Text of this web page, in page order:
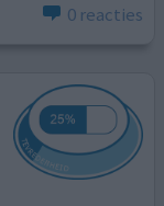
0 reacties